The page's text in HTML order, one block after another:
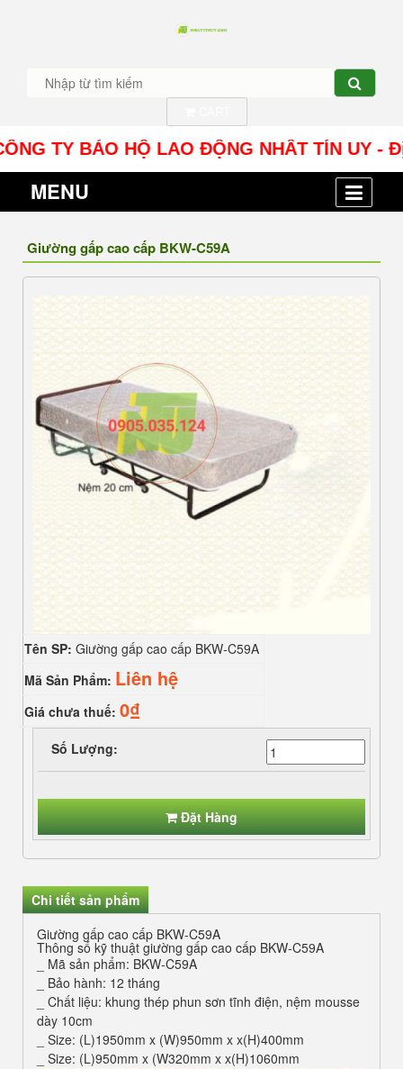
TY BẢO HỘ LAO ĐỘNG NHÂT TÍN UY - Địa
MENU
Giường gấp cao cấp BKW-C59A
Tên SP: Giường gấp cao cấp BKW-C59A
Mã Sản Phẩm: Liên hệ
Giá chưa thuế: 0₫
Số Lượng:
Đặt Hàng
Chi tiết sản phẩm
Giường gấp cao cấp BKW-C59A
Thông số kỹ thuật giường gấp cao cấp BKW-C59A
_ Mã sản phẩm: BKW-C59A
_ Bảo hành: 12 tháng
_ Chất liệu: khung thép phun sơn tĩnh điện, nệm mousse
dày 10cm
_ Size: (L)1950mm x (W)950mm x x(H)400mm
_ Size: (L)950mm x (W320mm x x(H)1060mm